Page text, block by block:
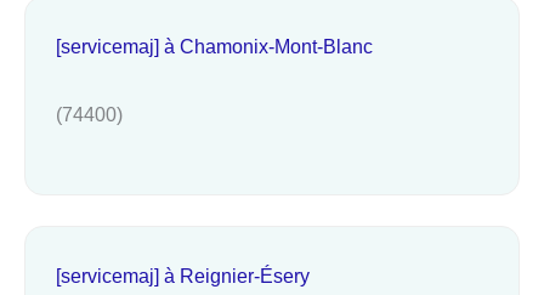
[servicemaj] à Chamonix-Mont-Blanc
(74400)
[servicemaj] à Reignier-Ésery